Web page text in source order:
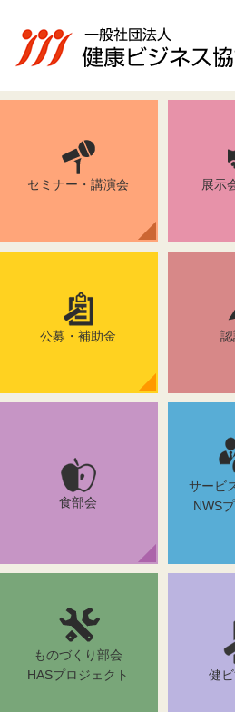
セミナー・講演会 展示
公募・補助金
食部会
サービ
NWS
ものづくり部会
HASプロジェクト
健